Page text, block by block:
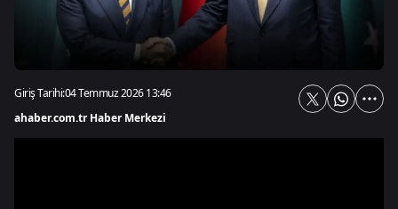
Giriş Tarihi:04 Temmuz 2026 13:46
ahaber.com.tr Haber Merkezi